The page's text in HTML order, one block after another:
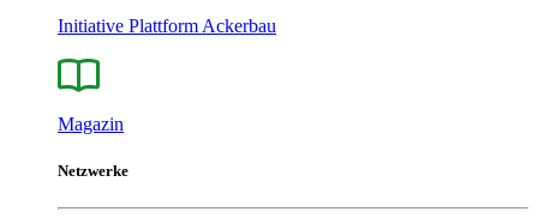
Initiative Plattform Ackerbau
Magazin
Netzwerke